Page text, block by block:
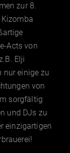
zur 8.
Acts von
Elji
nur einige zu
von
sorgfältig
und DJs zu
einzigartigen